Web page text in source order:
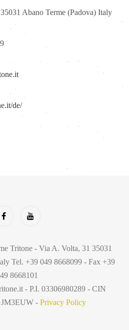
Abano Terme (Padova) Italy
de/
Tritone - Via A. Volta, 31 35031
Tel. +39 049 8668099 - Fax +39
8668101
- P.I. 03306980289 - CIN
- Privacy Policy